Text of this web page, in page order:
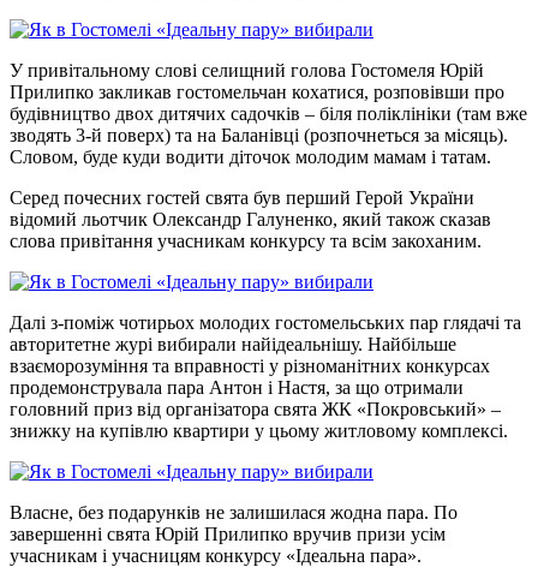
У привітальному слові селищний голова Гостомеля Юрій
Прилипко закликав гостомельчан кохатися, розповівши про
будівництво двох дитячих садочків – біля поліклініки (там вже
зводять 3-й поверх) та на Баланівці (розпочнеться за місяць).
Словом, буде куди водити діточок молодим мамам і татам.
Серед почесних гостей свята був перший Герой України
відомий льотчик Олександр Галуненко, який також сказав
слова привітання учасникам конкурсу та всім закоханим.
Далі з-поміж чотирьох молодих гостомельських пар глядачі та
авторитетне журі вибирали найідеальнішу. Найбільше
взаєморозуміння та вправності у різноманітних конкурсах
продемонструвала пара Антон і Настя, за що отримали
головний приз від організатора свята ЖК «Покровський» –
знижку на купівлю квартири у цьому житловому комплексі.
Власне, без подарунків не залишилася жодна пара. По
завершенні свята Юрій Прилипко вручив призи усім
учасникам і учасницям конкурсу «Ідеальна пара».